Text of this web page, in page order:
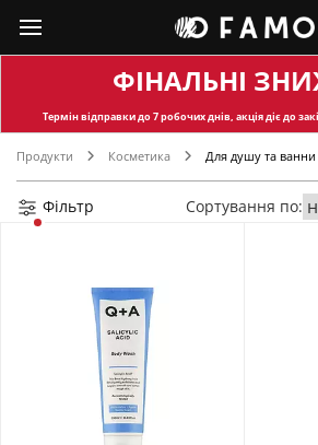
ФІНАЛЬНІ
Термін відправкидо 7 робочих днів, акція діє до
Продукти Косметика Для душу та ванни
Фільтр Сортування по: